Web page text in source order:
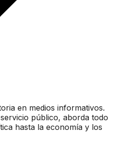
en medios informativos.
público, aborda todo
hasta la economía y los